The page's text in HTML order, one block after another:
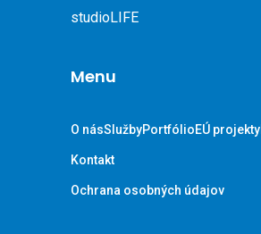
studioLIFE
Menu
O násSlužbyPortfólioEÚ projekty
Kontakt
Ochrana osobných údajov